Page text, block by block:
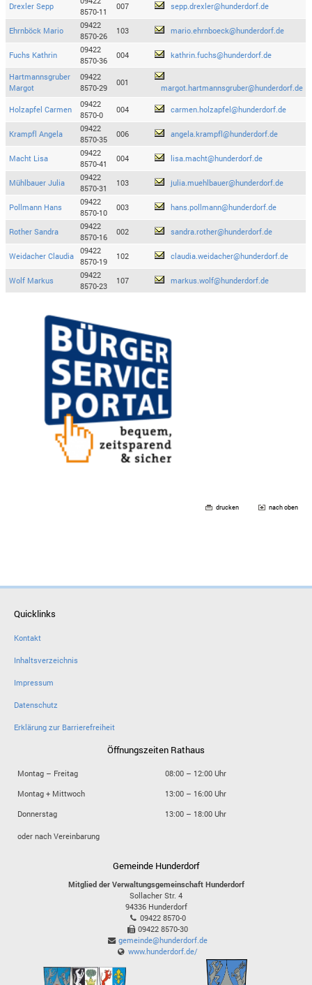
Drexler Sepp
8570-11
007 sepp.drexler@hunderdorf.de
Ehrnböck Mario
09422
8570-26
103 mario.ehrnboeck@hunderdorf.de
Fuchs Kathrin
09422
8570-36
004 kathrin.fuchs@hunderdorf.de
Hartmannsgruber
Margot
09422
8570-29
001
margot.hartmannsgruber@hunderdorf.de
Holzapfel Carmen
09422
8570-0
004 carmen.holzapfel@hunderdorf.de
Krampfl Angela
09422
8570-35
006 angela.krampfl@hunderdorf.de
Macht Lisa
09422
8570-41
004 lisa.macht@hunderdorf.de
Mühlbauer Julia
09422
8570-31
103 julia.muehlbauer@hunderdorf.de
Pollmann Hans
09422
8570-10
003 hans.pollmann@hunderdorf.de
Rother Sandra
09422
8570-16
002 sandra.rother@hunderdorf.de
Weidacher Claudia
09422
8570-19
102 claudia.weidacher@hunderdorf.de
Wolf Markus
09422
8570-23
107 markus.wolf@hunderdorf.de
drucken nach oben
Quicklinks
Kontakt
Inhaltsverzeichnis
Impressum
Datenschutz
Erklärung zur Barrierefreiheit
Öffnungszeiten Rathaus
Montag – Freitag
08:00 – 12:00 Uhr
Montag + Mittwoch
13:00 – 16:00 Uhr
Donnerstag
13:00 – 18:00 Uhr
oder nach Vereinbarung
Gemeinde Hunderdorf
Mitglied der Verwaltungsgemeinschaft Hunderdorf
Sollacher Str. 4
94336 Hunderdorf
09422 8570-0
09422 8570-30
gemeinde@hunderdorf.de
www.hunderdorf.de/